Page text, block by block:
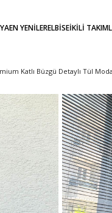
EN YENİLERELBİSEİKİLİ
Katlı Büzgü Detaylı Tül